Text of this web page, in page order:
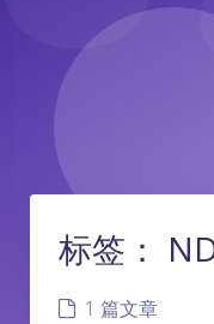
标签：
1 篇文章